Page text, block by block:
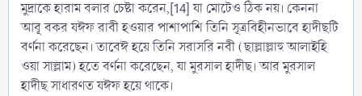
মুদ্রাকে হারাম বলার চেষ্টা করেন,[14] যা মোটেও ঠিক নয়। কেননা
আবূ বকর যঈফ রাবী হওয়ার পাশাপাশি তিনি সূত্রবিহীনভাবে হাদীছটি
বর্ণনা করেছেন। তাবেঈ হয়ে তিনি সরাসরি নবী (ছাল্লাল্লাহু আলাইহি
ওয়া সাল্লাম) হতে বর্ণনা করেছেন, যা মুরসাল হাদীছ। আর মুরসাল
হাদীছ সাধারণত যঈফ হয়ে থাকে।